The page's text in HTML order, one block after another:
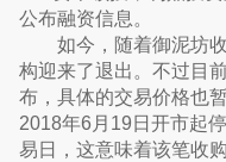
公布融资信息。
如今，随着御泥坊
构迎来了退出。不过目
布，具体的交易价格也
2018年6月19日开市起
易日，这意味着该笔收